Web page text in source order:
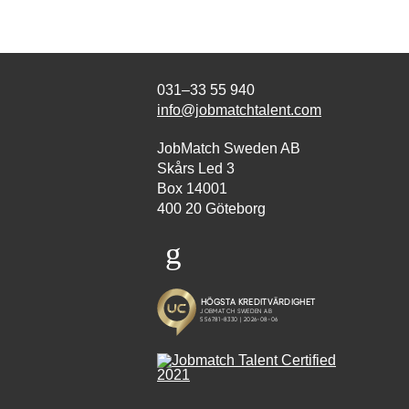
031–33 55 940
info@jobmatchtalent.com
JobMatch Sweden AB
Skårs Led 3
Box 14001
400 20 Göteborg